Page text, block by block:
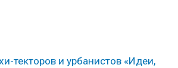
текторов и урбанистов «Идеи,